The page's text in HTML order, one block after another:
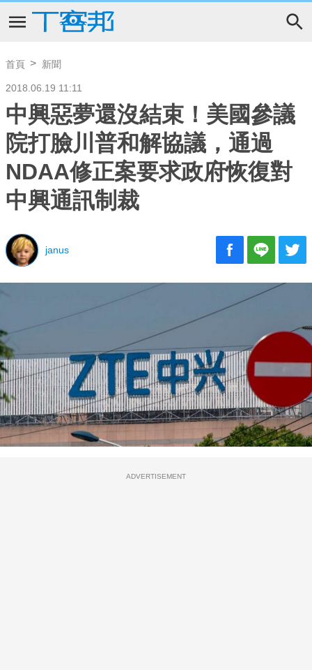
首頁 新聞
2018.06.19 11:11
中興惡夢還沒結束！美國參議
院打臉川普和解協議，通過
NDAA修正案要求政府恢復對
中興通訊制裁
janus
ADVERTISEMENT